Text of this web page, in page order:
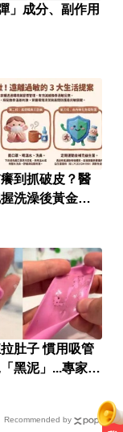
」成分、副作用
到抓破皮？醫
洗澡後黃金時
成分
肚子 慣用吸管
黑泥」...專家曝
Recommended by